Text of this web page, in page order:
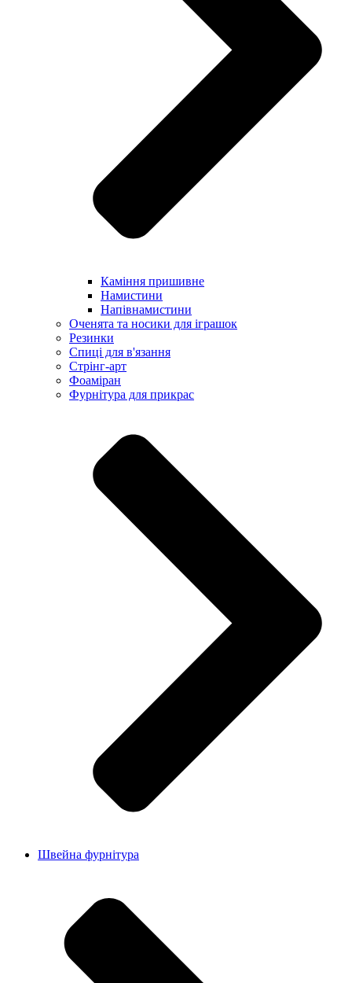
Каміння пришивне
Намистини
Напівнамистини
Оченята та носики для іграшок
Резинки
Спиці для в'язання
Стрінг-арт
Фоаміран
Фурнітура для прикрас
Швейна фурнітура